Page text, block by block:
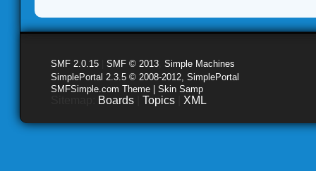
SMF 2.0.15 SMF © 2013 Simple Machines
SimplePortal 2.3.5 © 2008-2012, SimplePortal
SMFSimple.com Theme | Skin Samp
Boards Topics XML